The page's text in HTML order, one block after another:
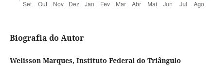
Biografia do Autor
Welisson Marques, Instituto Federal do Triângulo